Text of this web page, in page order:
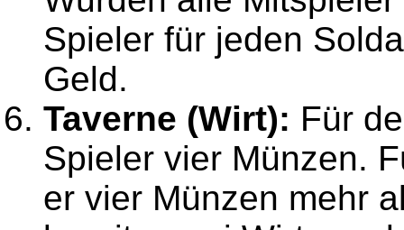
Spieler für jeden
Geld.
Taverne (Wirt): Für
Spieler vier Münzen.
er vier Münzen mehr